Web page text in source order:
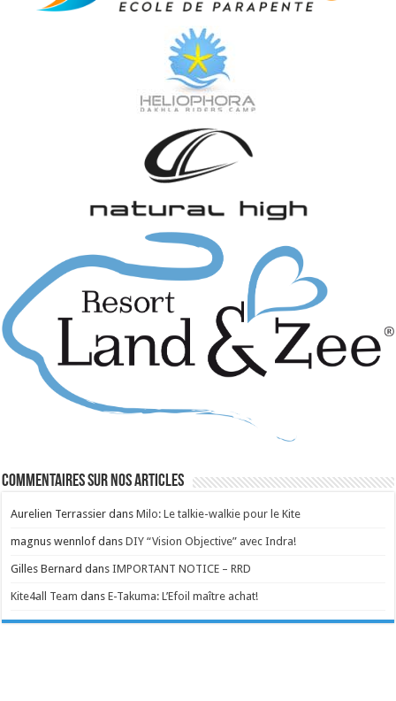
Commentaires sur nos articles
Aurelien Terrassier dansMilo: Le talkie-walkie pour le Kite
magnus wennlof dansDIY “Vision Objective” avec Indra!
Gilles Bernard dansIMPORTANT NOTICE – RRD
Kite4all Team dansE-Takuma: L’Efoil maître achat!